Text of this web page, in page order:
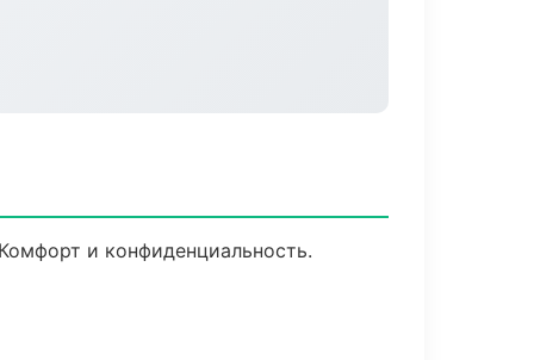
и конфиденциальность.